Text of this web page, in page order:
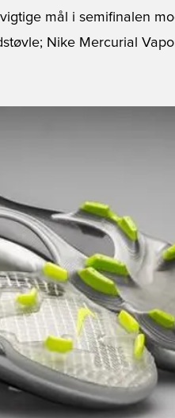
mål i semifinalen
Nike Mercurial